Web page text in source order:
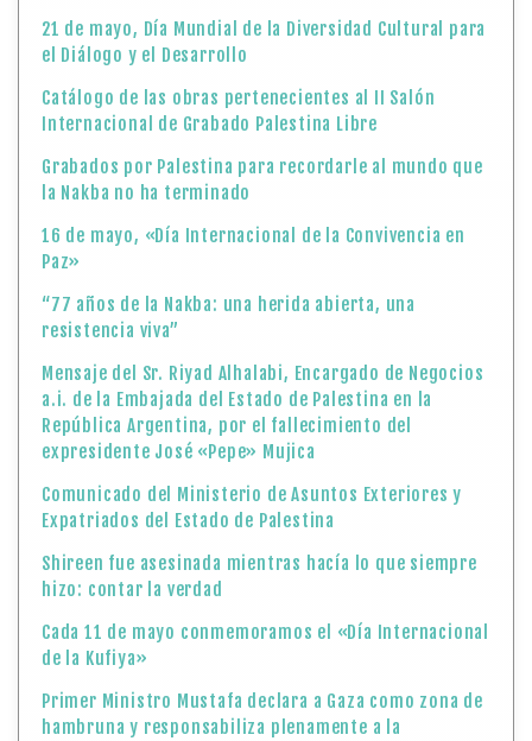
21 de mayo, Día Mundial de la Diversidad Cultural para
el Diálogo y el Desarrollo
Catálogo de las obras pertenecientes al II Salón
Internacional de Grabado Palestina Libre
Grabados por Palestina para recordarle al mundo que
la Nakba no ha terminado
16 de mayo, «Día Internacional de la Convivencia en
Paz»
“77 años de la Nakba: una herida abierta, una
resistencia viva”
Mensaje del Sr. Riyad Alhalabi, Encargado de Negocios
a.i. de la Embajada del Estado de Palestina en la
República Argentina, por el fallecimiento del
expresidente José «Pepe» Mujica
Comunicado del Ministerio de Asuntos Exteriores y
Expatriados del Estado de Palestina
Shireen fue asesinada mientras hacía lo que siempre
hizo: contar la verdad
Cada 11 de mayo conmemoramos el «Día Internacional
de la Kufiya»
Primer Ministro Mustafa declara a Gaza como zona de
hambruna y responsabiliza plenamente a la